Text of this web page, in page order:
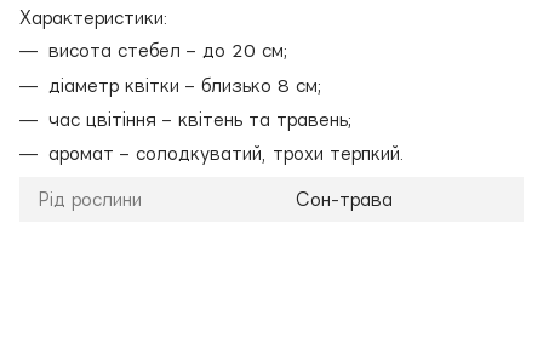
Характеристики:
висота стебел – до 20 см;
діаметр квітки – близько 8 см;
час цвітіння – квітень та травень;
аромат – солодкуватий, трохи терпкий.
Рід рослини Сон-трава